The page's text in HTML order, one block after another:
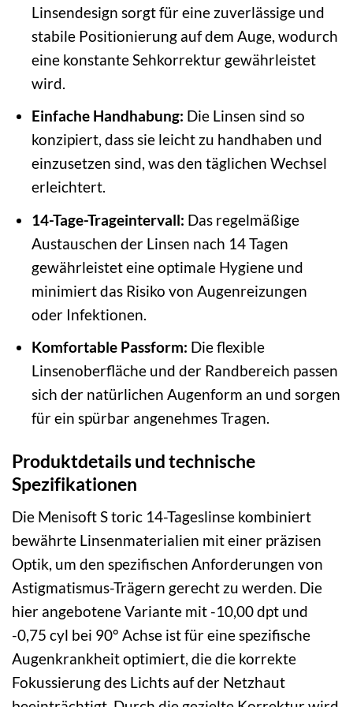
Linsendesign sorgt für eine zuverlässige und
stabile Positionierung auf dem Auge, wodurch
eine konstante Sehkorrektur gewährleistet
wird.
Einfache Handhabung: Die Linsen sind so
konzipiert, dass sie leicht zu handhaben und
einzusetzen sind, was den täglichen Wechsel
erleichtert.
14-Tage-Trageintervall: Das regelmäßige
Austauschen der Linsen nach 14 Tagen
gewährleistet eine optimale Hygiene und
minimiert das Risiko von Augenreizungen
oder Infektionen.
Komfortable Passform: Die flexible
Linsenoberfläche und der Randbereich passen
sich der natürlichen Augenform an und sorgen
für ein spürbar angenehmes Tragen.
Produktdetails und technische
Spezifikationen
Die Menisoft S toric 14-Tageslinse kombiniert
bewährte Linsenmaterialien mit einer präzisen
Optik, um den spezifischen Anforderungen von
Astigmatismus-Trägern gerecht zu werden. Die
hier angebotene Variante mit -10,00 dpt und
-0,75 cyl bei 90° Achse ist für eine spezifische
Augenkrankheit optimiert, die die korrekte
Fokussierung des Lichts auf der Netzhaut